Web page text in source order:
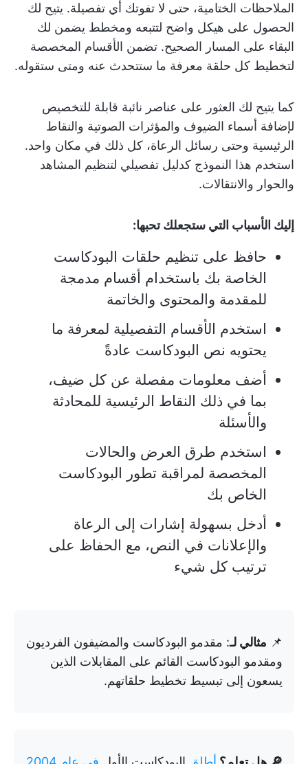
الملاحظات الختامية، حتى لا تفوتك أي تفصيلة. يتيح لك
الحصول على هيكل واضح لتتبعه ومخطط يضمن لك
البقاء على المسار الصحيح. تضمن الأقسام المخصصة
لتخطيط كل حلقة معرفة ما ستتحدث عنه ومتى ستقوله.
كما يتيح لك العثور على عناصر نائبة قابلة للتخصيص
لإضافة أسماء الضيوف والمؤثرات الصوتية والنقاط
الرئيسية وحتى رسائل الرعاة، كل ذلك في مكان واحد.
استخدم هذا النموذج كدليل تفصيلي لتنظيم المشاهد
والحوار والانتقالات.
إليك الأسباب التي ستجعلك تحبها:
حافظ على تنظيم حلقات البودكاست
الخاصة بك باستخدام أقسام مدمجة
للمقدمة والمحتوى والخاتمة
استخدم الأقسام التفصيلية لمعرفة ما
يحتويه نص البودكاست عادةً
أضف معلومات مفصلة عن كل ضيف،
بما في ذلك النقاط الرئيسية للمحادثة
والأسئلة
استخدم طرق العرض والحالات
المخصصة لمراقبة تطور البودكاست
الخاص بك
أدخل بسهولة إشارات إلى الرعاة
والإعلانات في النص، مع الحفاظ على
ترتيب كل شيء
📌 مثالي لـ: مقدمو البودكاست والمضيفون الفرديون
ومقدمو البودكاست القائم على المقابلات الذين
يسعون إلى تبسيط تخطيط حلقاتهم.